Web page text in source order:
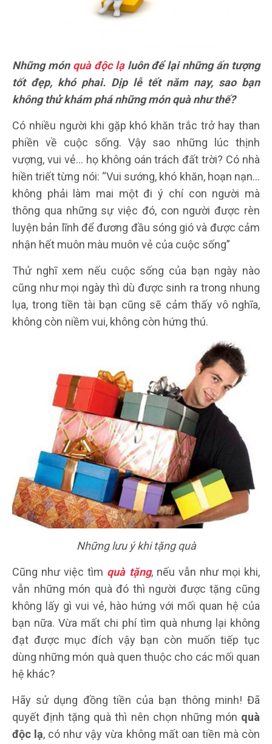
Những món quà độc lạluôn để lại những ấn tượng
tốt đẹp, khó phai. Dịp lễ tết năm nay, sao bạn
không thử khám phá những món quà như thế?
Có nhiều người khi gặp khó khăn trắc trở hay than
phiền về cuộc sống. Vậy sao những lúc thịnh
vượng, vui vẻ… họ không oán trách đất trời? Có nhà
hiền triết từng nói: “Vui sướng, khó khăn, hoạn nạn…
không phải làm mai một đi ý chí con người mà
thông qua những sự việc đó, con người được rèn
luyện bản lĩnh để đương đầu sóng gió và được cảm
nhận hết muôn màu muôn vẻ của cuộc sống”
Thử nghĩ xem nếu cuộc sống của bạn ngày nào
cũng như mọi ngày thì dù được sinh ra trong nhung
lụa, trong tiền tài bạn cũng sẽ cảm thấy vô nghĩa,
không còn niềm vui, không còn hứng thú.
Những lưu ý khi tặng quà
Cũng như việc tìm quà tặng, nếu vẫn như mọi khi,
vẫn những món quà đó thì người được tặng cũng
không lấy gì vui vẻ, hào hứng với mối quan hệ của
bạn nữa. Vừa mất chi phí tìm quà nhưng lại không
đạt được mục đích vậy bạn còn muốn tiếp tục
dùng những món quà quen thuộc cho các mối quan
hệ khác?
Hãy sử dụng đồng tiền của bạn thông minh! Đã
quyết định tặng quà thì nên chọn những món quà
độc lạ, có như vậy vừa không mất oan tiền mà còn